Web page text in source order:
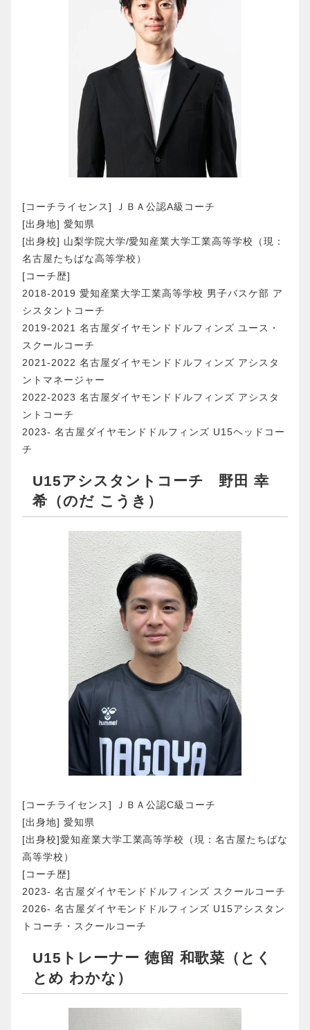
[コーチライセンス] ＪＢＡ公認A級コーチ
[出身地] 愛知県
[出身校] 山梨学院大学/愛知産業大学工業高等学校（現：
名古屋たちばな高等学校）
[コーチ歴]
2018-2019 愛知産業大学工業高等学校 男子バスケ部 ア
シスタントコーチ
2019-2021 名古屋ダイヤモンドドルフィンズ ユース・
スクールコーチ
2021-2022 名古屋ダイヤモンドドルフィンズ アシスタ
ントマネージャー
2022-2023 名古屋ダイヤモンドドルフィンズ アシスタ
ントコーチ
2023- 名古屋ダイヤモンドドルフィンズ U15ヘッドコー
チ
U15アシスタントコーチ 野田 幸
希（のだ こうき）
[コーチライセンス] ＪＢＡ公認C級コーチ
[出身地] 愛知県
[出身校]愛知産業大学工業高等学校（現：名古屋たちばな
高等学校）
[コーチ歴]
2023- 名古屋ダイヤモンドドルフィンズ スクールコーチ
2026- 名古屋ダイヤモンドドルフィンズ U15アシスタン
トコーチ・スクールコーチ
U15トレーナー 徳留 和歌菜（とく
とめ わかな）